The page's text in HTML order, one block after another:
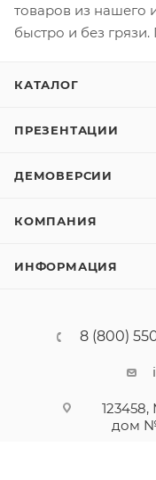
товаров из нашего
быстро и без
КАТАЛОГ
ПРЕЗЕНТАЦИИ
ДЕМОВЕРСИИ
КОМПАНИЯ
ИНФОРМАЦИЯ
8 (800)
123458,
дом №